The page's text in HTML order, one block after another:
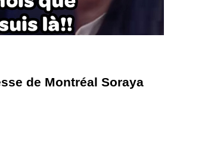
de Montréal Soraya